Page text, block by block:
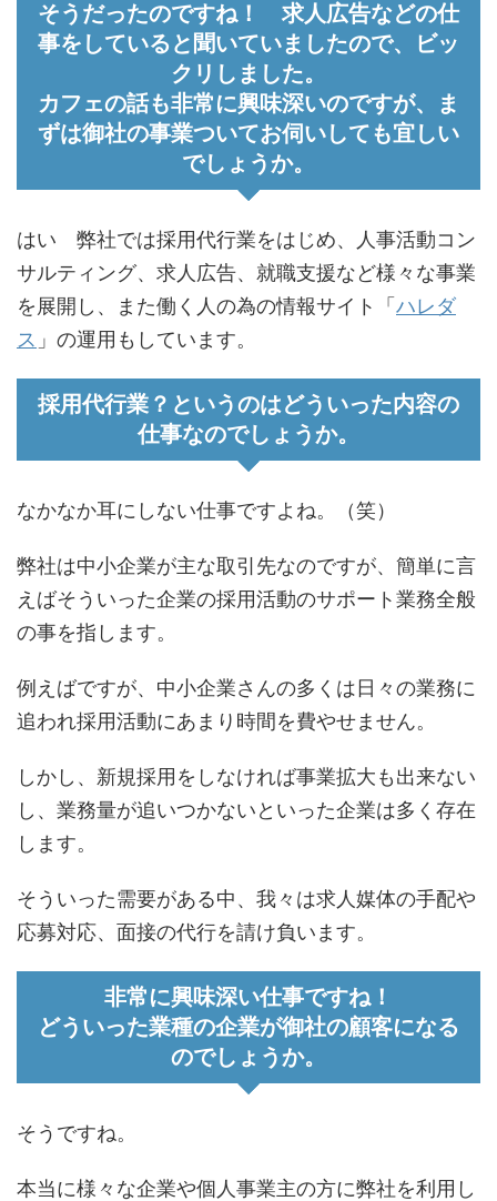
そうだったのですね！ 求人広告などの仕
事をしていると聞いていましたので、ビッ
クリしました。
カフェの話も非常に興味深いのですが、ま
ずは御社の事業ついてお伺いしても宜しい
でしょうか。
はい 弊社では採用代行業をはじめ、人事活動コン
サルティング、求人広告、就職支援など様々な事業
を展開し、また働く人の為の情報サイト「ハレダ
ス 」の運用もしています。
採用代行業？というのはどういった内容の
仕事なのでしょうか。
なかなか耳にしない仕事ですよね。（笑）
弊社は中小企業が主な取引先なのですが、簡単に言
えばそういった企業の採用活動のサポート業務全般
の事を指します。
例えばですが、中小企業さんの多くは日々の業務に
追われ採用活動にあまり時間を費やせません。
しかし、新規採用をしなければ事業拡大も出来ない
し、業務量が追いつかないといった企業は多く存在
します。
そういった需要がある中、我々は求人媒体の手配や
応募対応、面接の代行を請け負います。
非常に興味深い仕事ですね！
どういった業種の企業が御社の顧客になる
のでしょうか。
そうですね。
本当に様々な企業や個人事業主の方に弊社を利用し